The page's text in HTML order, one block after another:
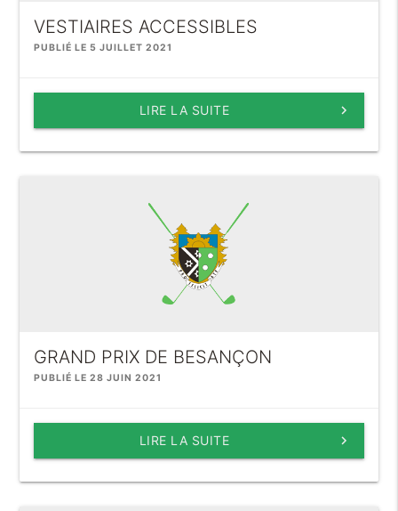
VESTIAIRES ACCESSIBLES
PUBLIÉ LE 5 JUILLET 2021
keyboard_arrow_right
LIRE LA SUITE
GRAND PRIX DE BESANÇON
PUBLIÉ LE 28 JUIN 2021
keyboard_arrow_right
LIRE LA SUITE